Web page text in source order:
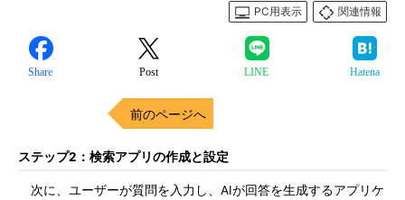
PC用表示
関連情報
Share Post LINE Hatena
前のページへ
ステップ2：検索アプリの作成と設定
次に、ユーザーが質問を入力し、AIが回答を生成するアプリケ